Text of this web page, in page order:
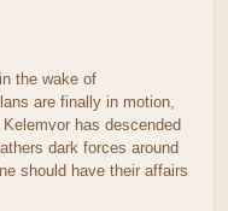
the wake of
are finally in motion,
has descended
dark forces around
should have their affairs